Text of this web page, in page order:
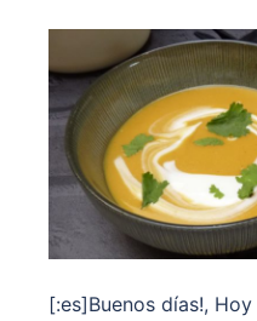
[:es]Buenos días!,